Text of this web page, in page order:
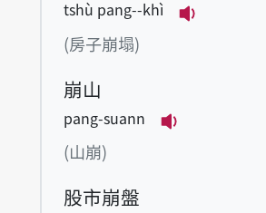
tshù pang--khì
(房子崩塌)
崩山
pang-suann
(山崩)
股市崩盤